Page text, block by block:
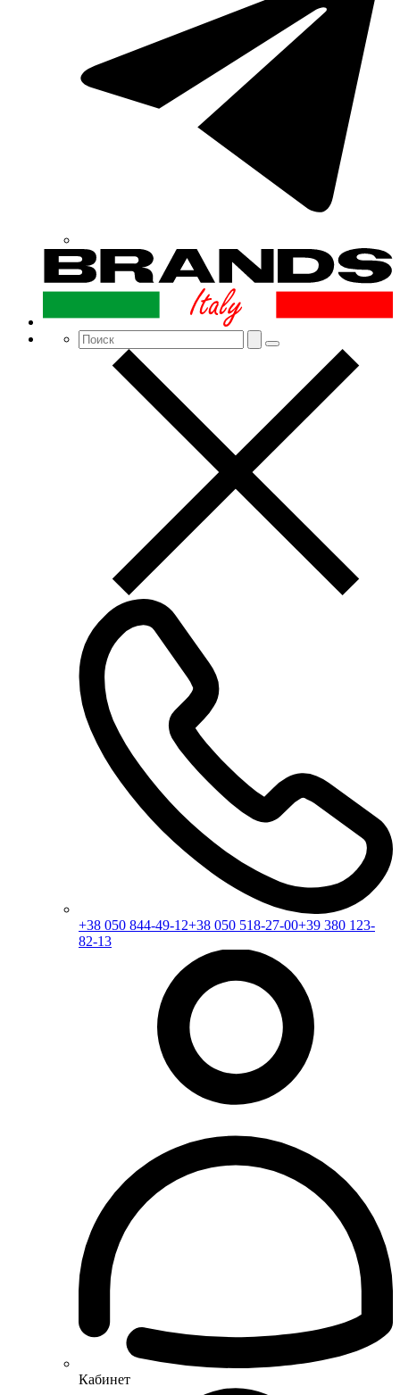
+38 050 844-49-12+38 050 518-27-00+39 380 123-
82-13
Кабинет